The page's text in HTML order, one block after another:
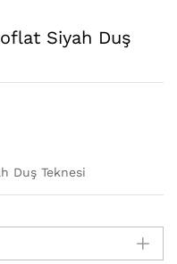
Siyah Duş
Duş Teknesi